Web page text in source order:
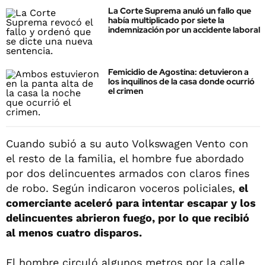
La Corte Suprema anuló un fallo que
había multiplicado por siete la
indemnización por un accidente laboral
Femicidio de Agostina: detuvieron a
los inquilinos de la casa donde ocurrió
el crimen
Cuando subió a su auto Volkswagen Vento con
el resto de la familia, el hombre fue abordado
por dos delincuentes armados con claros fines
de robo. Según indicaron voceros policiales, el
comerciante aceleró para intentar escapar y los
delincuentes abrieron fuego, por lo que recibió
al menos cuatro disparos.
El hombre circuló algunos metros por la calle